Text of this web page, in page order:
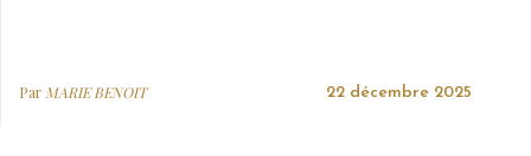
ParMARIE BENOIT 22 décembre 2025